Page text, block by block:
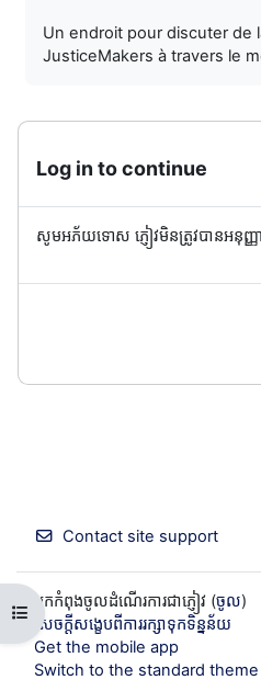
Open course index
Un endroit pour discuter de
JusticeMakers à travers le
Log in to continue
សូមអភ័យទោស ភ្ញៀវមិនត្រូវបានអនុញ្
Contact site support
អ្នកកំពុងចូលដំណើរការជាភ្ញៀវ (ចូល)
សេចក្តីសង្ខេបពីការរក្សាទុកទិន្នន័យ
Get the mobile app
Switch to the standard theme